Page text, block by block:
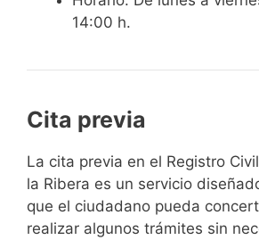
14:00 h.
Cita previa
​​​​​​​​​​​​​​​​​​​​​​​​​​​​La cita previa en el Registro
la Ribera es un servicio
que el ciudadano pueda
realizar algunos trámites sin